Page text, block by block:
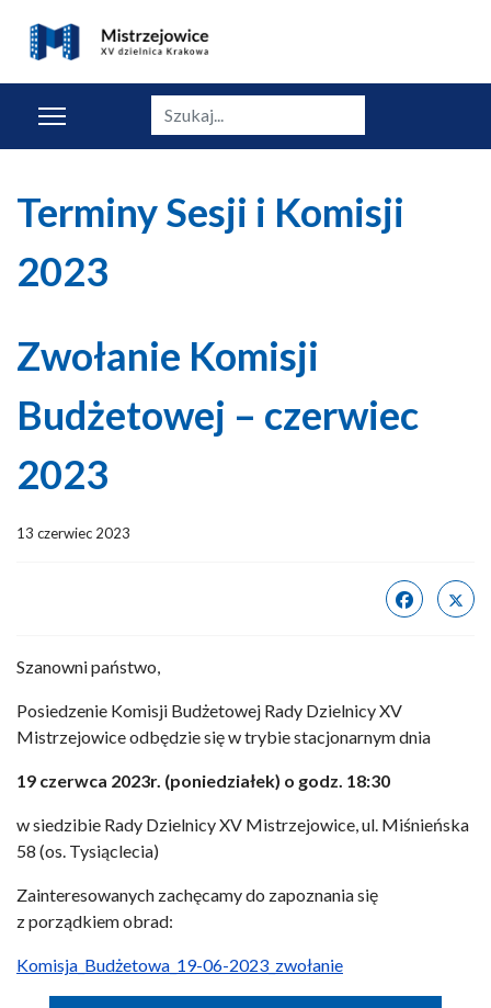
Szukaj
Terminy Sesji i Komisji
2023
Zwołanie Komisji
Budżetowej – czerwiec
2023
13 czerwiec 2023
Szanowni państwo,
Posiedzenie Komisji Budżetowej Rady Dzielnicy XV
Mistrzejowice odbędzie się w trybie stacjonarnym dnia
19 czerwca 2023r. (poniedziałek) o godz. 18:30
w siedzibie Rady Dzielnicy XV Mistrzejowice, ul. Miśnieńska
58 (os. Tysiąclecia)
Zainteresowanych zachęcamy do zapoznania się
z porządkiem obrad:
Komisja_Budżetowa_19-06-2023_zwołanie